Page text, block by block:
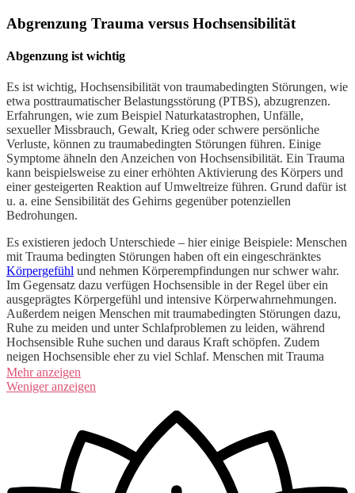
Abgrenzung Trauma versus Hochsensibilität
Abgenzung ist wichtig
Es ist wichtig, Hochsensibilität von traumabedingten Störungen, wie
etwa posttraumatischer Belastungsstörung (PTBS), abzugrenzen.
Erfahrungen, wie zum Beispiel Naturkatastrophen, Unfälle,
sexueller Missbrauch, Gewalt, Krieg oder schwere persönliche
Verluste, können zu traumabedingten Störungen führen. Einige
Symptome ähneln den Anzeichen von Hochsensibilität. Ein Trauma
kann beispielsweise zu einer erhöhten Aktivierung des Körpers und
einer gesteigerten Reaktion auf Umweltreize führen. Grund dafür ist
u. a. eine Sensibilität des Gehirns gegenüber potenziellen
Bedrohungen.
Es existieren jedoch Unterschiede – hier einige Beispiele: Menschen
mit Trauma bedingten Störungen haben oft ein eingeschränktes
Körpergefühl und nehmen Körperempfindungen nur schwer wahr.
Im Gegensatz dazu verfügen Hochsensible in der Regel über ein
ausgeprägtes Körpergefühl und intensive Körperwahrnehmungen.
Außerdem neigen Menschen mit traumabedingten Störungen dazu,
Ruhe zu meiden und unter Schlafproblemen zu leiden, während
Hochsensible Ruhe suchen und daraus Kraft schöpfen. Zudem
neigen Hochsensible eher zu viel Schlaf. Menschen mit Trauma
neigen möglicherweise dazu, zur Beruhigung auf Alkohol oder
Medikamente zurückzugreifen, während Hochsensible
verwenden. Auch auf emotionaler Ebene gibt es Unterschiede.
Hochsensible suchen eher Verbindung zu anderen Menschen,
während Personen mit Trauma eher misstrauisch sind und
emotionale Distanziertheit zeigen. Hochsensibilität abgrenzen
Natürlich können sowohl Trauma als auch Hochsensibilität
vorliegen.
Mehr anzeigen
Weniger anzeigen